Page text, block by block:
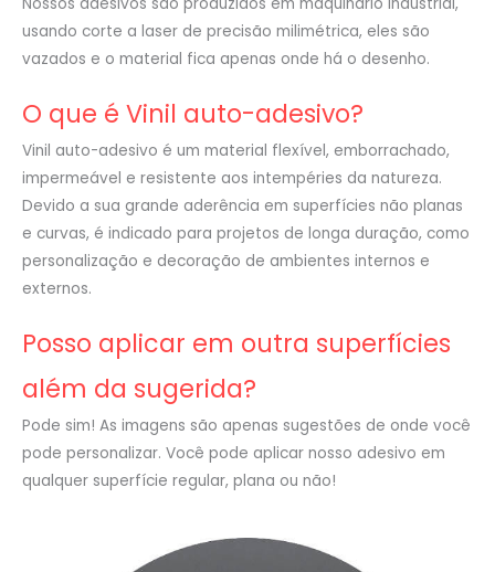
usando corte a laser de precisão milimétrica, eles são
vazados e o material fica apenas onde há o desenho.
O que é Vinil auto-adesivo?
Vinil auto-adesivo é um material flexível, emborrachado,
impermeável e resistente aos intempéries da natureza.
Devido a sua grande aderência em superfícies não planas
e curvas, é indicado para projetos de longa duração, como
personalização e decoração de ambientes internos e
externos.
Posso aplicar em outra superfícies
além da sugerida?
Pode sim! As imagens são apenas sugestões de onde você
pode personalizar. Você pode aplicar nosso adesivo em
qualquer superfície regular, plana ou não!